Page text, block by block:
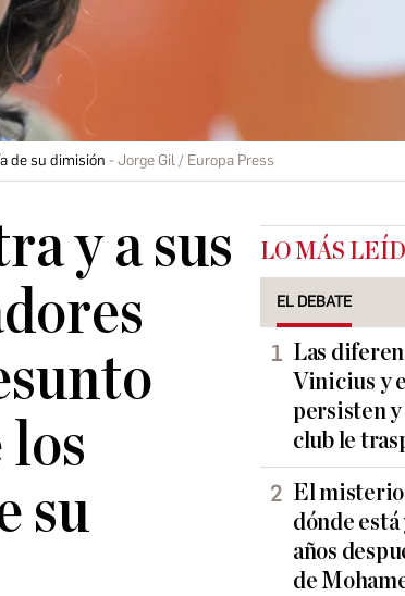
de su dimisión Jorge Gil / Europa Press
y a sus
su
LO MÁS
EL DEBATE
Las
Vinicius y
persisten y
club le
El misterio
dónde está
años
de